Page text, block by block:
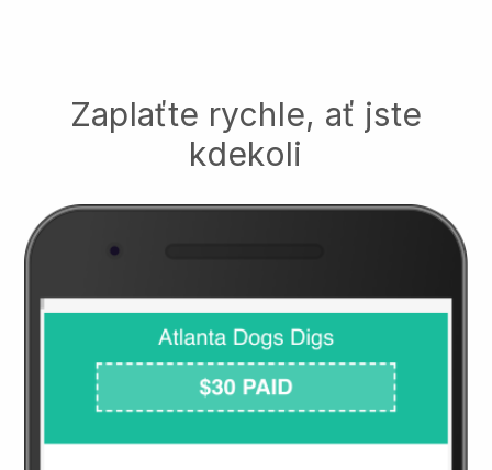
Zaplaťte rychle, ať jste
kdekoli